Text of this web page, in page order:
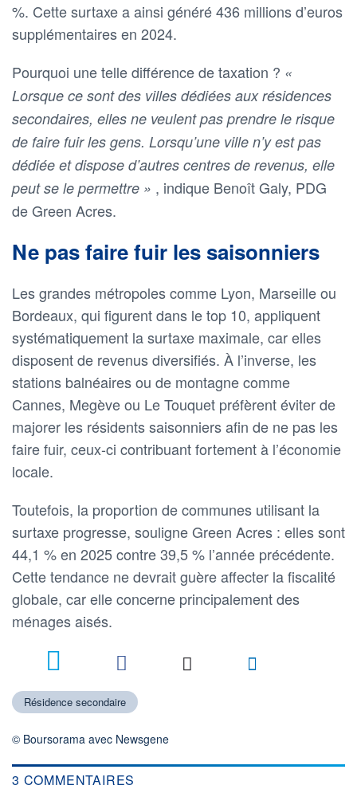
%. Cette surtaxe a ainsi généré 436 millions d’euros
supplémentaires en 2024.
Pourquoi une telle différence de taxation ? «
Lorsque ce sont des villes dédiées aux résidences
secondaires, elles ne veulent pas prendre le risque
de faire fuir les gens. Lorsqu’une ville n’y est pas
dédiée et dispose d’autres centres de revenus, elle
peut se le permettre » , indique Benoît Galy, PDG
de Green Acres.
Ne pas faire fuir les saisonniers
Les grandes métropoles comme Lyon, Marseille ou
Bordeaux, qui figurent dans le top 10, appliquent
systématiquement la surtaxe maximale, car elles
disposent de revenus diversifiés. À l’inverse, les
stations balnéaires ou de montagne comme
Cannes, Megève ou Le Touquet préfèrent éviter de
majorer les résidents saisonniers afin de ne pas les
faire fuir, ceux-ci contribuant fortement à l’économie
locale.
Toutefois, la proportion de communes utilisant la
surtaxe progresse, souligne Green Acres : elles sont
44,1 % en 2025 contre 39,5 % l’année précédente.
Cette tendance ne devrait guère affecter la fiscalité
globale, car elle concerne principalement des
ménages aisés.
Résidence secondaire
© Boursorama avec Newsgene
3 COMMENTAIRES